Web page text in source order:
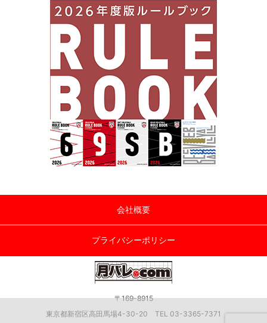
会社概要
プライバシーポリシー
〒169-8915
東京都新宿区高田馬場4-30-20 TEL 03-3365-7371